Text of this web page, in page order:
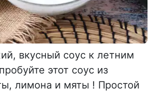
вкусный соус к летним
этот соус из
лимона и мяты ! Простой